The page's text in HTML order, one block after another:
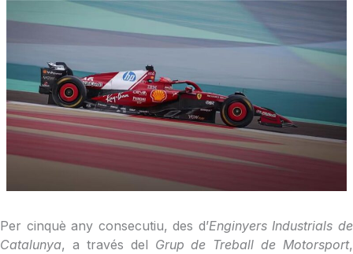
Per cinquè any consecutiu, des d’Enginyers Industrials de
Catalunya, a través del Grup de Treball de Motorsport,